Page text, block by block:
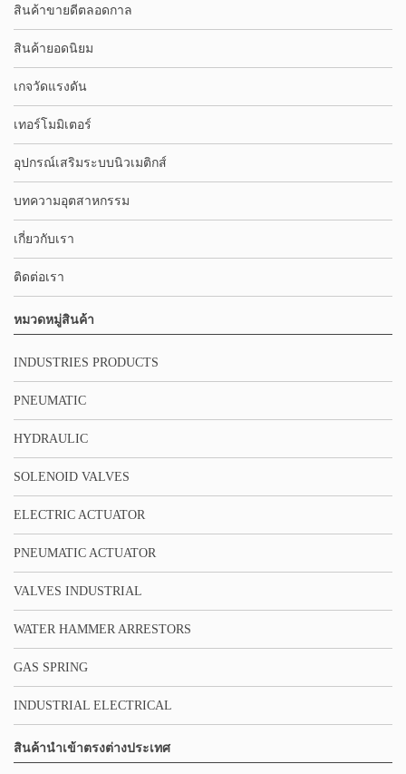
สินค้าขายดีตลอดกาล
สินค้ายอดนิยม
เกจวัดแรงดัน
เทอร์โมมิเตอร์
อุปกรณ์เสริมระบบนิวเมติกส์
บทความอุตสาหกรรม
เกี่ยวกับเรา
ติดต่อเรา
หมวดหมู่สินค้า
INDUSTRIES PRODUCTS
PNEUMATIC
HYDRAULIC
SOLENOID VALVES
ELECTRIC ACTUATOR
PNEUMATIC ACTUATOR
VALVES INDUSTRIAL
WATER HAMMER ARRESTORS
GAS SPRING
INDUSTRIAL ELECTRICAL
สินค้านำเข้าตรงต่างประเทศ